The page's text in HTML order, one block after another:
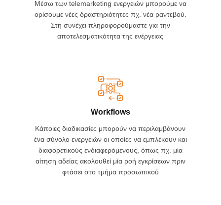
Μέσω των telemarketing ενεργειών μπορούμε να
ορίσουμε νέες δραστηριότητες πχ. νέα ραντεβού.
Στη συνέχει πληροφορούμαστε για την
αποτελεσματικότητα της ενέργειας
Workflows
Κάποιες διαδικασίες μπορούν να περιλαμβάνουν
ένα σύνολο ενεργειών οι οποίες να εμπλέκουν και
διαφορετικούς ενδιαφερόμενους, όπως πχ. μία
αίτηση αδείας ακολουθεί μία ροή εγκρίσεων πριν
φτάσει στο τμήμα προσωπικού